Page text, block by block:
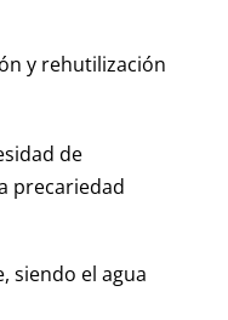
y rehutilización
de
precariedad
siendo el agua